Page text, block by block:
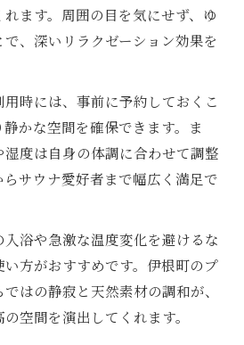
ます。周囲の目を気にせず、ゆ
、深いリラクゼーション効果を
時には、事前に予約しておくこ
かな空間を確保できます。ま
度は自身の体調に合わせて調整
サウナ愛好者まで幅広く満足で
浴や急激な温度変化を避けるな
い方がおすすめです。伊根町のプ
はの静寂と天然素材の調和が、
空間を演出してくれます。